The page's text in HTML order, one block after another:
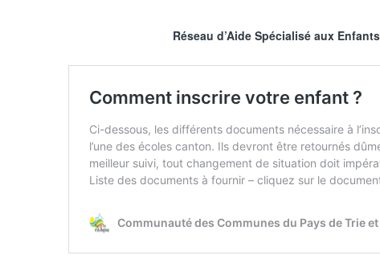
Réseau d’Aide Spécialisé aux